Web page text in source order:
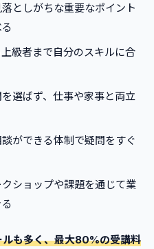
としがちな重要なポイント
級者まで自分のスキルに合
選ばず、仕事や家事と両立
ができる体制で疑問をすぐ
ショップや課題を通じて業
も多く、最大80%の受講料